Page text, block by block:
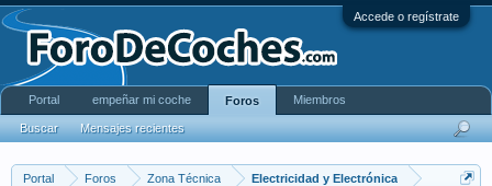
Accede o regístrate
Portal Foros Zona Técnica Electricidad y Electrónica
Portal empeñar mi coche Foros
Buscar Mensajes recientes
Miembros